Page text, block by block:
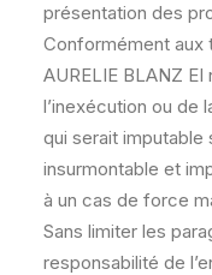
présentation des
Conformément aux
AURELIE BLANZ
l’inexécution ou de
qui serait imputable
insurmontable et
à un cas de force
Sans limiter les
responsabilité de